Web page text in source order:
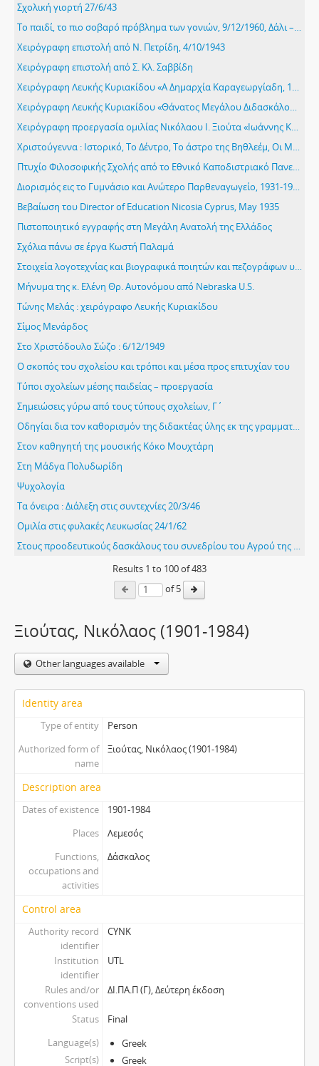
Σχολική γιορτή 27/6/43
Το παιδί, το πιο σοβαρό πρόβλημα των γονιών, 9/12/1960, Δάλι – Λευκωσία
Χειρόγραφη επιστολή από Ν. Πετρίδη, 4/10/1943
Χειρόγραφη επιστολή από Σ. Κλ. Σαββίδη
Χειρόγραφη Λευκής Κυριακίδου «Α Δημαρχία Καραγεωργίαδη, 1885-1887», Εφημερίδα Αλήθεια 19/10/1928
Χειρόγραφη Λευκής Κυριακίδου «Θάνατος Μεγάλου Διδασκάλου», εφημερίδα Ελευθερία
Χειρόγραφη προεργασία ομιλίας Νικόλαου Ι. Ξιούτα «Ιωάννης Καραγεωργιάδης, 1842-1928»
Χριστούγεννα : Ιστορικό, Το Δέντρο, Το άστρο της Βηθλεέμ, Οι Μάγοι
Πτυχίο Φιλοσοφικής Σχολής από το Εθνικό Καποδιστριακό Πανεπιστήμιο Αθηνών, Άριστα, 1923
Διορισμός εις το Γυμνάσιο και Ανώτερο Παρθεναγωγείο, 1931-1932
Βεβαίωση του Director of Education Nicosia Cyprus, May 1935
Πιστοποιητικό εγγραφής στη Μεγάλη Ανατολή της Ελλάδος
Σχόλια πάνω σε έργα Κωστή Παλαμά
Στοιχεία λογοτεχνίας και βιογραφικά ποιητών και πεζογράφων υπό Θέμου Ροδάνθη και Φοίβου Αστέρη, Αθήναι
Μήνυμα της κ. Ελένη Θρ. Αυτονόμου από Nebraska U.S.
Τώνης Μελάς : χειρόγραφο Λευκής Κυριακίδου
Σίμος Μενάρδος
Στο Χριστόδουλο Σώζο : 6/12/1949
Ο σκοπός του σχολείου και τρόποι και μέσα προς επιτυχίαν του
Τύποι σχολείων μέσης παιδείας – προεργασία
Σημειώσεις γύρω από τους τύπους σχολείων, Γ΄
Oδηγίαι δια τον καθορισμόν της διδακτέας ύλης εκ της γραμματικής της δημοτικής
Στον καθηγητή της μουσικής Κόκο Μουχτάρη
Στη Μάδγα Πολυδωρίδη
Ψυχολογία
Τα όνειρα : Διάλεξη στις συντεχνίες 20/3/46
Ομιλία στις φυλακές Λευκωσίας 24/1/62
Στους προοδευτικούς δασκάλους του συνεδρίου του Αγρού της Πιτσιλιάς, Απρίλης 1926
Results 1 to 100of 483
of 5
Ξιούτας, Νικόλαος (1901-1984)
Other languages available
Identity area
Type of entity
Person
Authorized form of
name
Ξιούτας, Νικόλαος (1901-1984)
Description area
Dates of existence
1901-1984
Places
Λεμεσός
Functions,
occupations and
activities
Δάσκαλος
Control area
Authority record
identifier
CYNK
Institution
identifier
UTL
Rules and/or
conventions used
ΔΙ.ΠΑ.Π (Γ), Δεύτερη έκδοση
Status
Final
Language(s)
Greek
Script(s)
Greek